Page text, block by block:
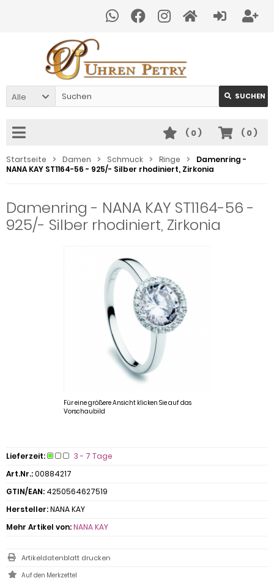
Alle SUCHEN
( 0)
( 0)
Startseite Damen Schmuck Ringe
Damenring -
NANA KAY ST1164-56 - 925/- Silber rhodiniert, Zirkonia
Damenring - NANA KAY ST1164-56 -
925/- Silber rhodiniert, Zirkonia
Für eine größere Ansicht klicken Sie auf das
Vorschaubild
Lieferzeit:
3 - 7 Tage
Art.Nr.:00884217
GTIN/EAN: 4250564627519
Hersteller:NANA KAY
Mehr Artikel von:NANA KAY
Artikeldatenblatt drucken